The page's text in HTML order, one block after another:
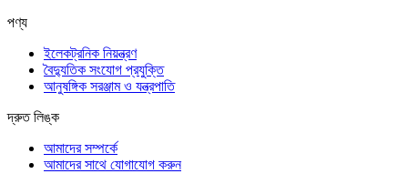
পণ্য
ইলেকট্রনিক নিয়ন্ত্রণ
বৈদ্যুতিক সংযোগ প্রযুক্তি
আনুষঙ্গিক সরঞ্জাম ও যন্ত্রপাতি
দ্রুত লিঙ্ক
আমাদের সম্পর্কে
আমাদের সাথে যোগাযোগ করুন